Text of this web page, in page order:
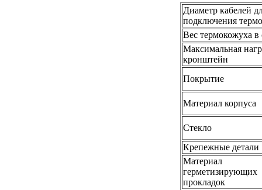
Диаметр кабелей
подключения
Вес термокожуха в
Максимальная
кронштейн
Покрытие
Материал корпуса
Стекло
Крепежные детали
Материал
герметизирующих
прокладок